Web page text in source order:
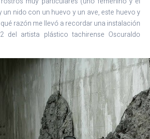
nido con un huevo y un ave, este huevo y
razón me llevó a recordar una instalación
del artista plástico tachirense Oscuraldo